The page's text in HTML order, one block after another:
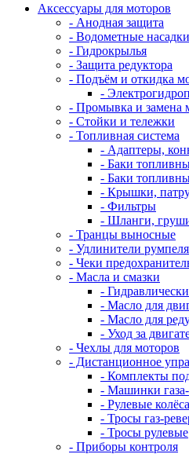
Аксессуары для моторов
- Анодная защита
- Водометные насадки
- Гидрокрылья
- Защита редуктора
- Подъём и откидка
-
- Промывка и замена
- Стойки и тележки
- Топливная система
- Адаптеры,
- Баки
- Баки
- Крышки,
- Фильтры
- Шланги,
- Транцы выносные
- Удлинители румпеля
- Чеки
- Масла и смазки
-
- Масло для
- Масло для
- Уход за
- Чехлы для моторов
- Дистанционное
- Комплекты
- Машинки газа-
- Рулевые колёса
- Тросы газ-
- Тросы рулевые
- Приборы контроля